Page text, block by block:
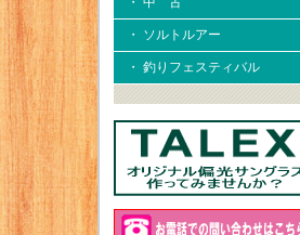
・ ソルトルアー
・ 釣りフェスティバル